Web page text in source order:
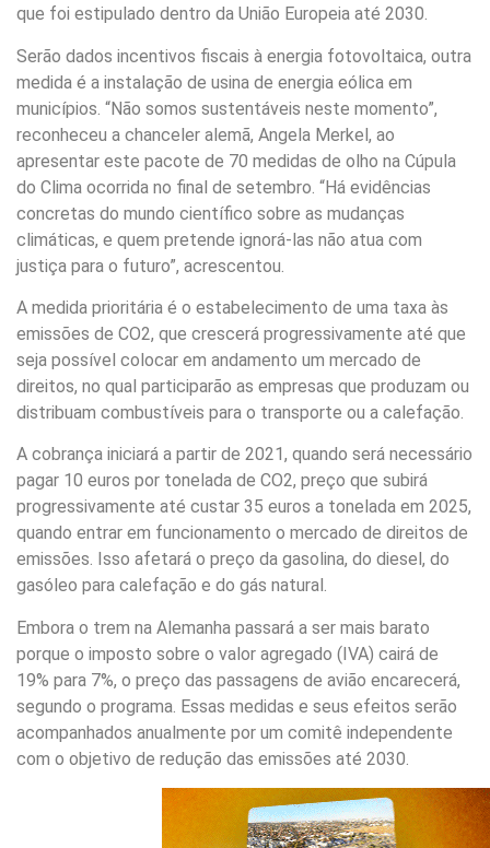
que foi estipulado dentro da União Europeia até 2030.
Serão dados incentivos fiscais à energia fotovoltaica, outra
medida é a instalação de usina de energia eólica em
municípios. “Não somos sustentáveis neste momento”,
reconheceu a chanceler alemã, Angela Merkel, ao
apresentar este pacote de 70 medidas de olho na Cúpula
do Clima ocorrida no final de setembro. “Há evidências
concretas do mundo científico sobre as mudanças
climáticas, e quem pretende ignorá-las não atua com
justiça para o futuro”, acrescentou.
A medida prioritária é o estabelecimento de uma taxa às
emissões de CO2, que crescerá progressivamente até que
seja possível colocar em andamento um mercado de
direitos, no qual participarão as empresas que produzam ou
distribuam combustíveis para o transporte ou a calefação.
A cobrança iniciará a partir de 2021, quando será necessário
pagar 10 euros por tonelada de CO2, preço que subirá
progressivamente até custar 35 euros a tonelada em 2025,
quando entrar em funcionamento o mercado de direitos de
emissões. Isso afetará o preço da gasolina, do diesel, do
gasóleo para calefação e do gás natural.
Embora o trem na Alemanha passará a ser mais barato
porque o imposto sobre o valor agregado (IVA) cairá de
19% para 7%, o preço das passagens de avião encarecerá,
segundo o programa. Essas medidas e seus efeitos serão
acompanhados anualmente por um comitê independente
com o objetivo de redução das emissões até 2030.